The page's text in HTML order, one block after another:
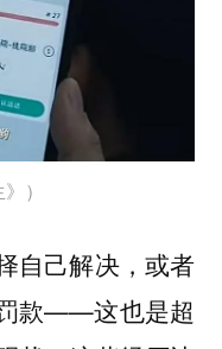
）
自己解决，或者
款——这也是超